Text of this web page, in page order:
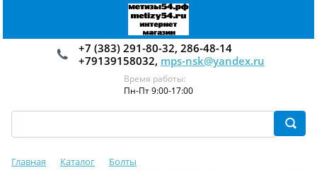
+7 (383) 291-80-32, 286-48-14
+79139158032, mps-nsk@yandex.ru
Время работы:
Пн-Пт 9:00-17:00
Главная Каталог
Болты